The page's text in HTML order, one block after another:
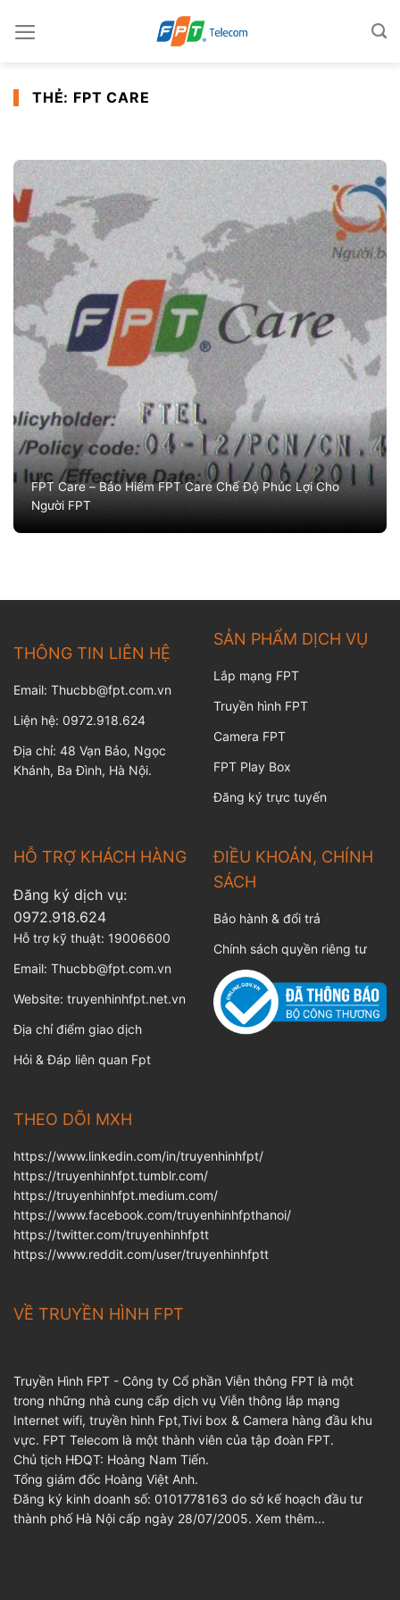
THẺ: FPT CARE
FPT Care – Bảo Hiểm FPT Care Chế Độ Phúc Lợi Cho
Người FPT
THÔNG TIN LIÊN HỆ
Email: Thucbb@fpt.com.vn
Liện hệ: 0972.918.624
Địa chỉ: 48 Vạn Bảo, Ngọc
Khánh, Ba Đình, Hà Nội.
SẢN PHẨM DỊCH VỤ
Lắp mạng FPT
Truyền hình FPT
Camera FPT
FPT Play Box
Đăng ký trực tuyến
HỖ TRỢ KHÁCH HÀNG
Đăng ký dịch vụ:
0972.918.624
Hỗ trợ kỹ thuật: 19006600
Email: Thucbb@fpt.com.vn
Website: truyenhinhfpt.net.vn
Địa chỉ điểm giao dịch
Hỏi & Đáp liên quan Fpt
ĐIỀU KHOẢN, CHÍNH
SÁCH
Bảo hành & đổi trả
Chính sách quyền riêng tư
THEO DÕI MXH
https://www.linkedin.com/in/truyenhinhfpt/
https://truyenhinhfpt.tumblr.com/
https://truyenhinhfpt.medium.com/
https://www.facebook.com/truyenhinhfpthanoi/
https://twitter.com/truyenhinhfptt
https://www.reddit.com/user/truyenhinhfptt
VỀ TRUYỀN HÌNH FPT
Truyền Hình FPT - Công ty Cổ phần Viễn thông FPT là một
trong những nhà cung cấp dịch vụ Viễn thông lắp mạng
Internet wifi, truyền hình Fpt,Tivi box & Camera hàng đầu khu
vực. FPT Telecom là một thành viên của tập đoàn FPT.
Chủ tịch HĐQT: Hoàng Nam Tiến.
Tổng giám đốc Hoàng Việt Anh.
Đăng ký kinh doanh số: 0101778163 do sở kế hoạch đầu tư
thành phố Hà Nội cấp ngày 28/07/2005. Xem thêm...